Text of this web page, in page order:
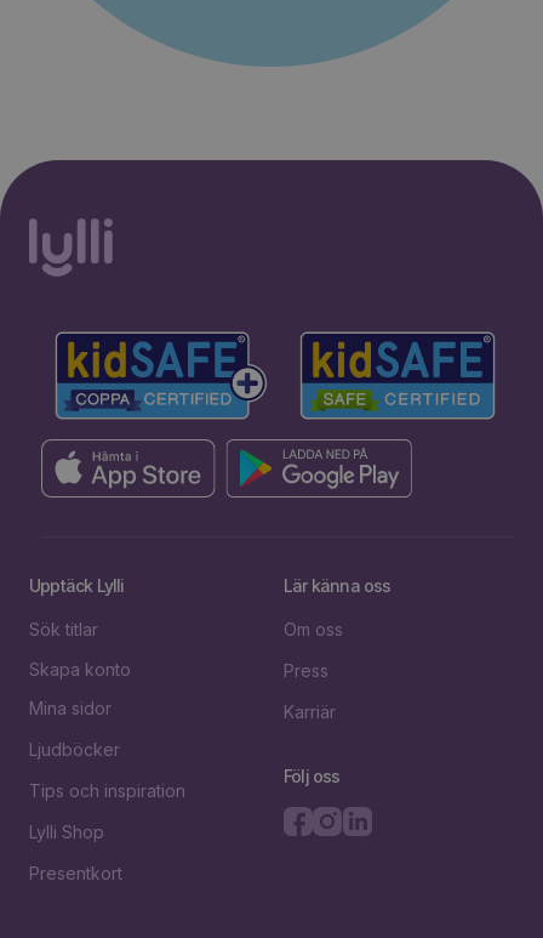
Upptäck Lylli
Sök titlar
Skapa konto
Mina sidor
Ljudböcker
Tips och inspiration
Lylli Shop
Presentkort
Lär känna oss
Om oss
Press
Karriär
Följ oss